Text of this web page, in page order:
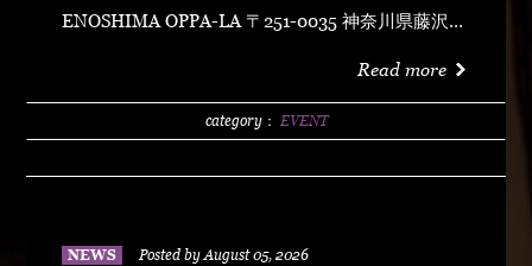
ENOSHIMA OPPA-LA 〒251-0035 神奈川県藤沢市
2500/1dLADY'S FREE HOTTS GUEST DJ PMX
MANLEXKILLAHSHARKHEDMAO & MAGOODZ
Read more
category： EVENT
NEWS Posted by August 05, 2026